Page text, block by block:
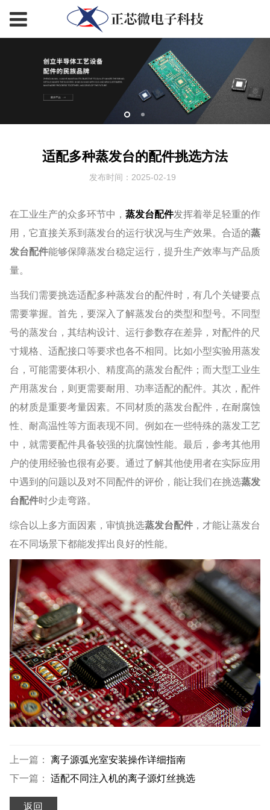
适配多种蒸发台的配件挑选方法
发布时间：2025-02-19
在工业生产的众多环节中， 蒸发台配件发挥着举足轻重的作
用，它直接关系到蒸发台的运行状况与生产效果。合适的蒸
发台配件能够保障蒸发台稳定运行，提升生产效率与产品质
量。
当我们需要挑选适配多种蒸发台的配件时，有几个关键要点
需要掌握。首先，要深入了解蒸发台的类型和型号。不同型
号的蒸发台，其结构设计、运行参数存在差异，对配件的尺
寸规格、适配接口等要求也各不相同。比如小型实验用蒸发
台，可能需要体积小、精度高的蒸发台配件；而大型工业生
产用蒸发台，则更需要耐用、功率适配的配件。其次，配件
的材质是重要考量因素。不同材质的蒸发台配件，在耐腐蚀
性、耐高温性等方面表现不同。例如在一些特殊的蒸发工艺
中，就需要配件具备较强的抗腐蚀性能。最后，参考其他用
户的使用经验也很有必要。通过了解其他使用者在实际应用
中遇到的问题以及对不同配件的评价，能让我们在挑选蒸发
台配件时少走弯路。
综合以上多方面因素，审慎挑选蒸发台配件 ，才能让蒸发台
在不同场景下都能发挥出良好的性能。
上一篇： 离子源弧光室安装操作详细指南
下一篇： 适配不同注入机的离子源灯丝挑选
返回